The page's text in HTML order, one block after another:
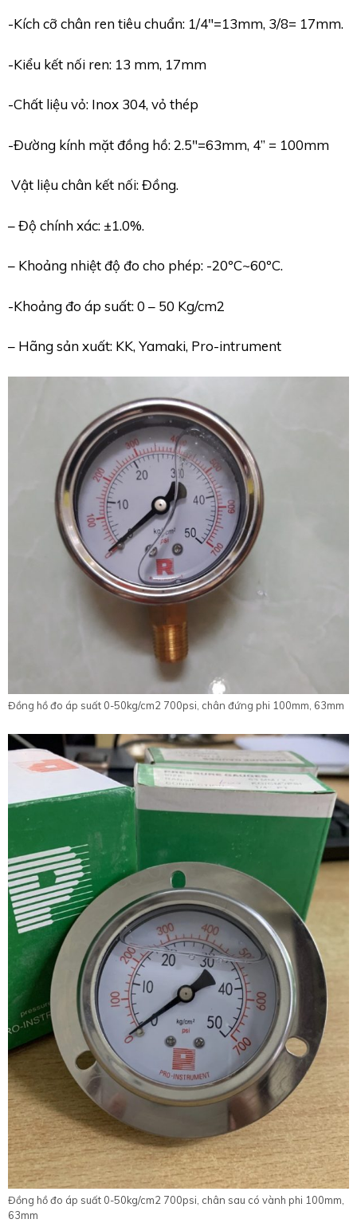
-Kích cỡ chân ren tiêu chuẩn: 1/4″=13mm, 3/8= 17mm.
-Kiểu kết nối ren: 13 mm, 17mm
-Chất liệu vỏ: Inox 304, vỏ thép
-Đường kính mặt đồng hồ: 2.5″=63mm, 4” = 100mm
Vật liệu chân kết nối: Đồng.
– Độ chính xác: ±1.0%.
– Khoảng nhiệt độ đo cho phép: -20ºC~60ºC.
-Khoảng đo áp suất: 0 – 50 Kg/cm2
– Hãng sản xuất: KK, Yamaki, Pro-intrument
Đồng hồ đo áp suất 0-50kg/cm2 700psi, chân đứng phi 100mm, 63mm
Đồng hồ đo áp suất 0-50kg/cm2 700psi, chân sau có vành phi 100mm,
63mm